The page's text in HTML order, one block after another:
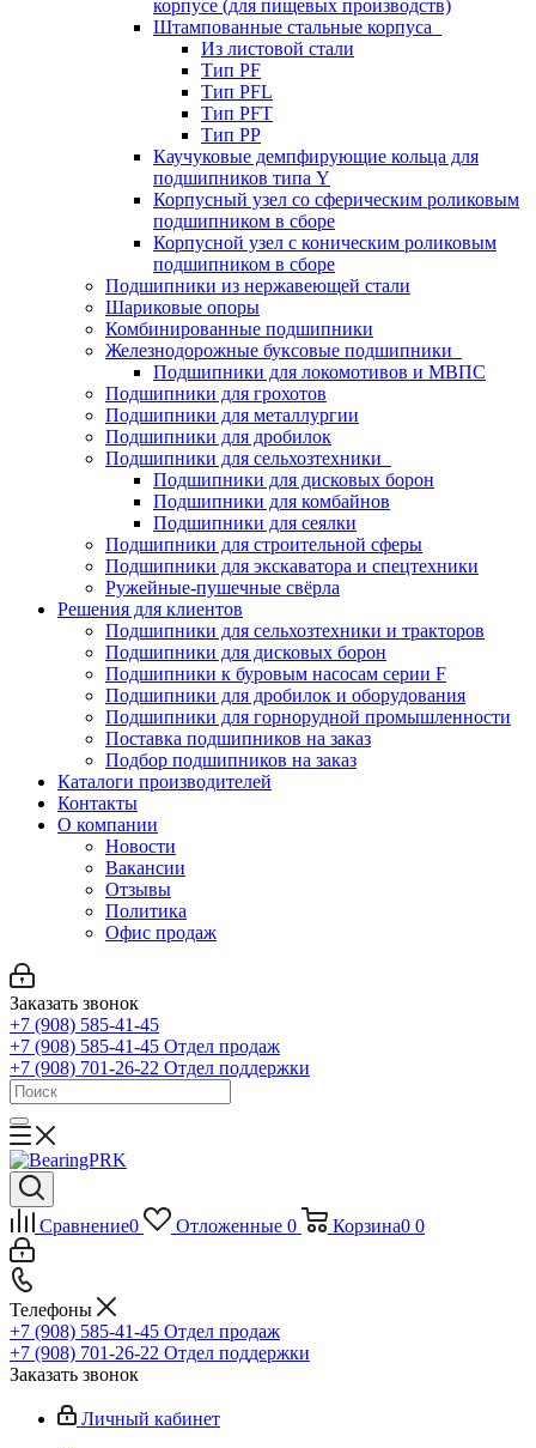
корпусе (для пищевых производств)
Штампованные стальные корпуса
Из листовой стали
Тип PF
Тип PFL
Тип PFT
Тип PP
Каучуковые демпфирующие кольца для
подшипников типа Y
Корпусный узел со сферическим роликовым
подшипником в сборе
Корпусной узел с коническим роликовым
подшипником в сборе
Подшипники из нержавеющей стали
Шариковые опоры
Комбинированные подшипники
Железнодорожные буксовые подшипники
Подшипники для локомотивов и МВПС
Подшипники для грохотов
Подшипники для металлургии
Подшипники для дробилок
Подшипники для сельхозтехники
Подшипники для дисковых борон
Подшипники для комбайнов
Подшипники для сеялки
Подшипники для строительной сферы
Подшипники для экскаватора и спецтехники
Ружейные-пушечные свёрла
Решения для клиентов
Подшипники для сельхозтехники и тракторов
Подшипники для дисковых борон
Подшипники к буровым насосам серии F
Подшипники для дробилок и оборудования
Подшипники для горнорудной промышленности
Поставка подшипников на заказ
Подбор подшипников на заказ
Каталоги производителей
Контакты
О компании
Новости
Вакансии
Отзывы
Политика
Офис продаж
Заказать звонок
+7 (908) 585-41-45
+7 (908) 585-41-45 Отдел продаж
+7 (908) 701-26-22 Отдел поддержки
Сравнение0 Отложенные 0 Корзина0 0
Телефоны
+7 (908) 585-41-45 Отдел продаж
+7 (908) 701-26-22 Отдел поддержки
Заказать звонок
Личный кабинет